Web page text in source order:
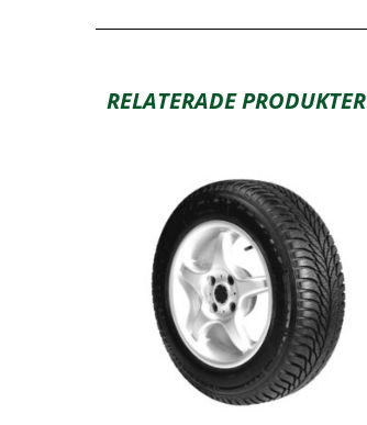
RELATERADE PRODUKTER